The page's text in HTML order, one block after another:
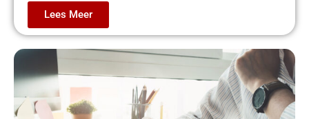
Lees Meer